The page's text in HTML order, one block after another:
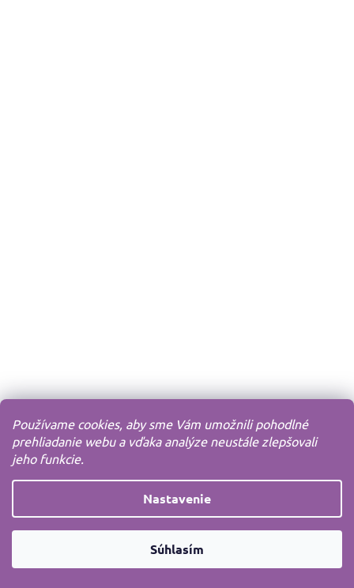
Používame cookies, aby sme Vám umožnili pohodlné
prehliadanie webu a vďaka analýze neustále zlepšovali
jeho funkcie.
Nastavenie
Súhlasím